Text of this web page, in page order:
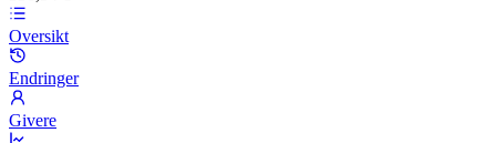
Oversikt
Endringer
Givere